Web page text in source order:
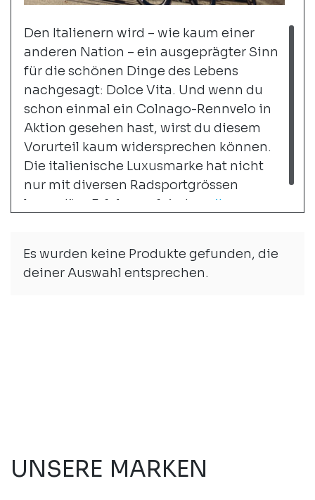
Den Italienern wird – wie kaum einer
anderen Nation – ein ausgeprägter Sinn
für die schönen Dinge des Lebens
nachgesagt: Dolce Vita. Und wenn du
schon einmal ein Colnago-Rennvelo in
Aktion gesehen hast, wirst du diesem
Vorurteil kaum widersprechen können.
Die italienische Luxusmarke hat nicht
nur mit diversen Radsportgrössen
legendäre Erfolge gefeiert:
weiter...
Es wurden keine Produkte gefunden, die
deiner Auswahl entsprechen.
UNSERE MARKEN